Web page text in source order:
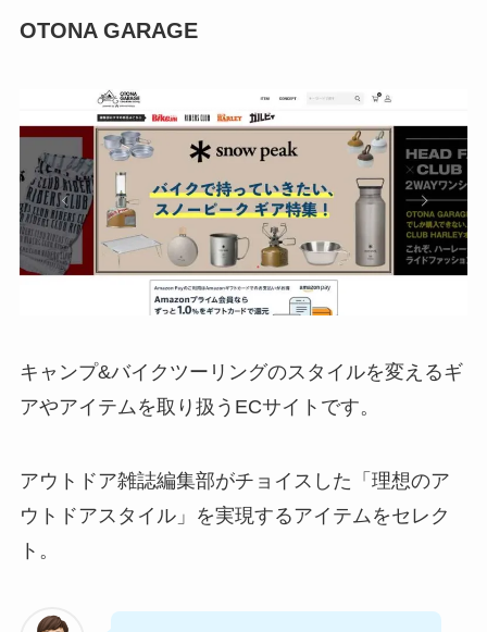
OTONA GARAGE
キャンプ&バイクツーリングのスタイルを変えるギ
アやアイテムを取り扱うECサイトです。
アウトドア雑誌編集部がチョイスした「理想のア
ウトドアスタイル」を実現するアイテムをセレク
ト。